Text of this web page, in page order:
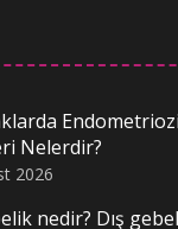
Nelerdir?
2026
nedir? Dış